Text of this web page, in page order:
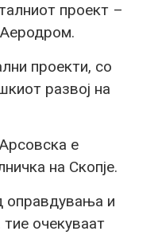
проект –
проекти, со
развој на
е
на Скопје.
оправдувања и
очекуваат